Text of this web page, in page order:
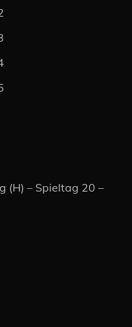
(H) – Spieltag 20 –